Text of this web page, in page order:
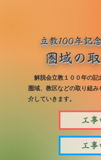
立教100年記
圏域の
解脱会立教１００年の記
圏域、教区などの取り組
介していきます。
工事
工事